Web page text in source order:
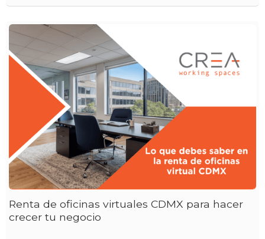
Renta de oficinas virtuales CDMX para hacer
crecer tu negocio